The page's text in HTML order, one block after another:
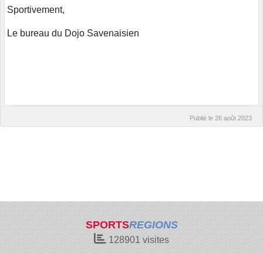
Sportivement,
Le bureau du Dojo Savenaisien
Publié le 26 août 2023
SPORTSREGIONS
128901 visites